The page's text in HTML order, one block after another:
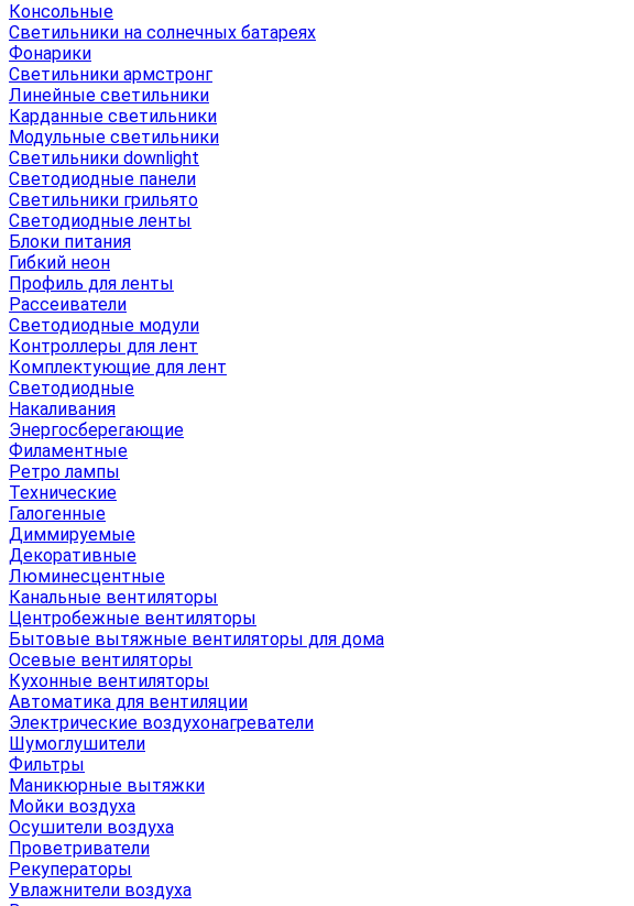
Консольные
Светильники на солнечных батареях
Фонарики
Светильники армстронг
Линейные светильники
Карданные светильники
Модульные светильники
Светильники downlight
Светодиодные панели
Светильники грильято
Светодиодные ленты
Блоки питания
Гибкий неон
Профиль для ленты
Рассеиватели
Светодиодные модули
Контроллеры для лент
Комплектующие для лент
Светодиодные
Накаливания
Энергосберегающие
Филаментные
Ретро лампы
Технические
Галогенные
Диммируемые
Декоративные
Люминесцентные
Канальные вентиляторы
Центробежные вентиляторы
Бытовые вытяжные вентиляторы для дома
Осевые вентиляторы
Кухонные вентиляторы
Автоматика для вентиляции
Электрические воздухонагреватели
Шумоглушители
Фильтры
Маникюрные вытяжки
Мойки воздуха
Осушители воздуха
Проветриватели
Рекуператоры
Увлажнители воздуха